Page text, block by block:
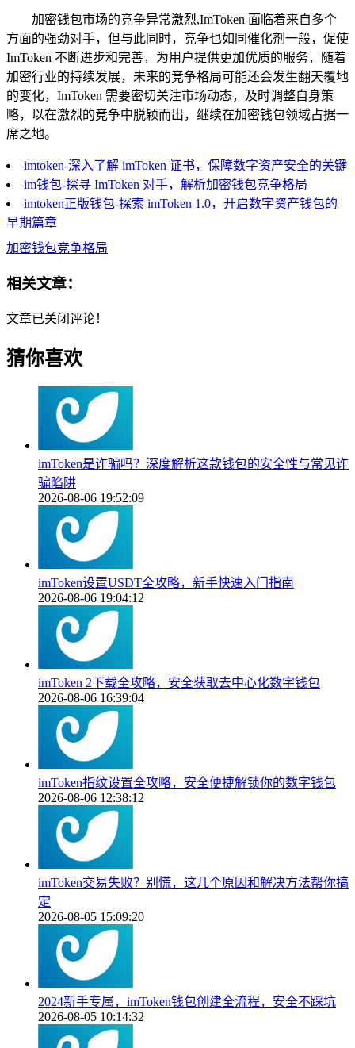
加密钱包市场的竞争异常激烈,ImToken 面临着来自多个
方面的强劲对手，但与此同时，竞争也如同催化剂一般，促使
ImToken 不断进步和完善，为用户提供更加优质的服务，随着
加密行业的持续发展，未来的竞争格局可能还会发生翻天覆地
的变化，ImToken 需要密切关注市场动态，及时调整自身策
略，以在激烈的竞争中脱颖而出，继续在加密钱包领域占据一
席之地。
imtoken-深入了解 imToken 证书，保障数字资产安全的关键
im钱包-探寻 ImToken 对手，解析加密钱包竞争格局
imtoken正版钱包-探索 imToken 1.0，开启数字资产钱包的
早期篇章
加密钱包竞争格局
相关文章：
文章已关闭评论！
猜你喜欢
imToken是诈骗吗？深度解析这款钱包的安全性与常见诈
骗陷阱
2026-08-06 19:52:09
imToken设置USDT全攻略，新手快速入门指南
2026-08-06 19:04:12
imToken 2下载全攻略，安全获取去中心化数字钱包
2026-08-06 16:39:04
imToken指纹设置全攻略，安全便捷解锁你的数字钱包
2026-08-06 12:38:12
imToken交易失败？别慌，这几个原因和解决方法帮你搞
定
2026-08-05 15:09:20
2024新手专属，imToken钱包创建全流程，安全不踩坑
2026-08-05 10:14:32